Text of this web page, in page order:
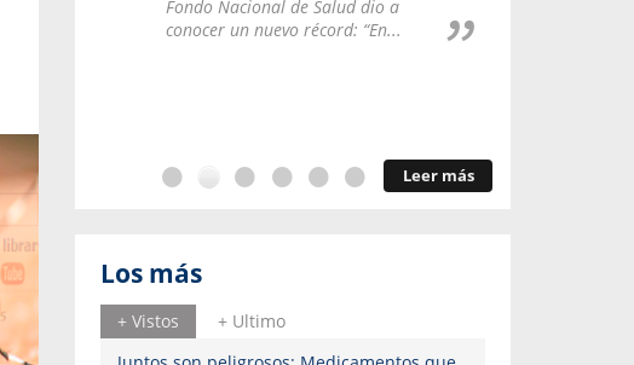
Fondo Nacional de Salud dio a
conocer un nuevo récord: “En...
Leer más
Los más
+ Vistos
+ Ultimo